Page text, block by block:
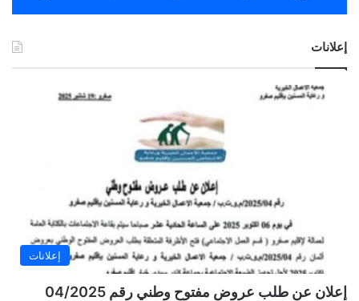
إعلانات
إعلانات
إعلان عن طلب عروض مفتوح وطني رقم 04/2025